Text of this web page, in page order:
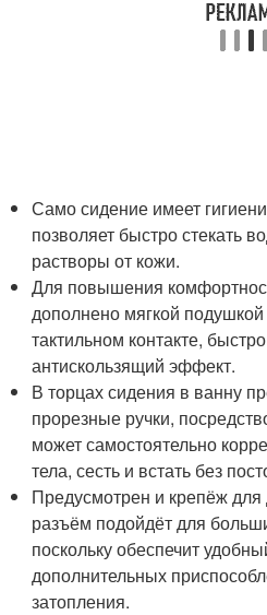
Само сидение имеет
позволяет быстро стекать
растворы от кожи.
Для повышения
дополнено мягкой
тактильном контакте,
антискользящий эффект.
В торцах сидения в ванну
прорезные ручки,
может самостоятельно
тела, сесть и встать без
Предусмотрен и крепёж
разъём подойдёт для
поскольку обеспечит
дополнительных
затопления.